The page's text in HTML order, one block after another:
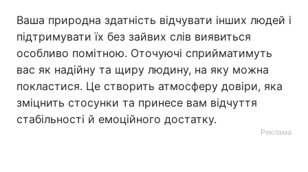
Ваша природна здатність відчувати інших людей і
підтримувати їх без зайвих слів виявиться
особливо помітною. Оточуючі сприйматимуть
вас як надійну та щиру людину, на яку можна
покластися. Це створить атмосферу довіри, яка
зміцнить стосунки та принесе вам відчуття
стабільності й емоційного достатку.
Реклама